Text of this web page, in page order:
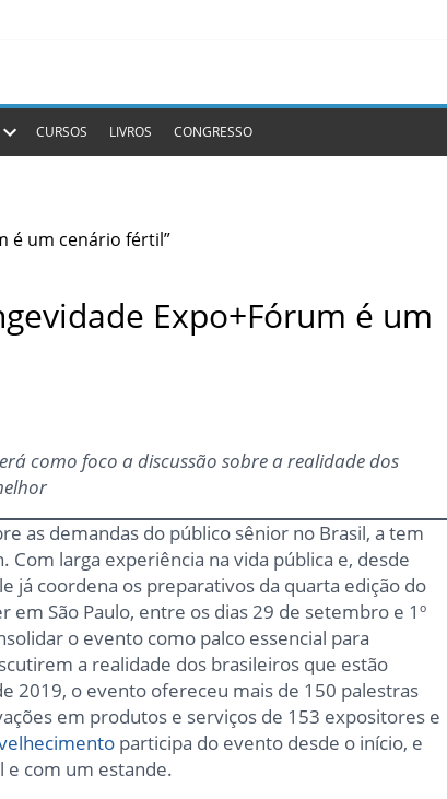
CURSOS LIVROS CONGRESSO
Expo+Fórum é um
como foco a discussão sobre a realidade dos
as demandas do público sênior no Brasil, a tem
larga experiência na vida pública e, desde
já coordena os preparativos da quarta edição do
São Paulo, entre os dias 29 de setembro e 1º
o evento como palco essencial para
a realidade dos brasileiros que estão
2019, o evento ofereceu mais de 150 palestras
em produtos e serviços de 153 expositores e
participa do evento desde o início, e
e com um estande.